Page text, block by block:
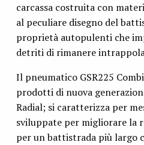
carcassa costruita con
al peculiare disegno del
proprietà autopulenti che
detriti di rimanere
Il pneumatico GSR225
prodotti di nuova
Radial; si caratterizza per
sviluppate per migliorare la
per un battistrada più largo